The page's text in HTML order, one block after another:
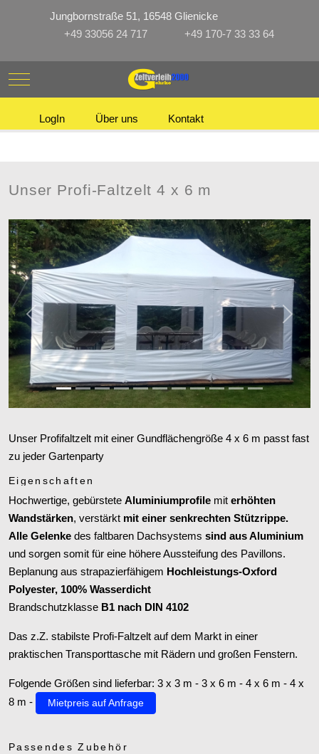
Jungbornstraße 51, 16548 Glienicke
+49 33056 24 717
+49 170-7 33 33 64
Mobile Menu Toggle
LogIn Über uns Kontakt
Unser Profi-Faltzelt 4 x 6 m
Zurück Weiter
Unser Profifaltzelt mit einer Gundflächengröße 4 x 6 m passt fast
zu jeder Gartenparty
Eigenschaften
Hochwertige, gebürstete Aluminiumprofile mit erhöhten
Wandstärken, verstärkt mit einer senkrechten Stützrippe.
Alle Gelenke des faltbaren Dachsystems sind aus Aluminium
und sorgen somit für eine höhere Aussteifung des Pavillons.
Beplanung aus strapazierfähigem Hochleistungs-Oxford
Polyester, 100% Wasserdicht
Brandschutzklasse B1 nach DIN 4102
Das z.Z. stabilste Profi-Faltzelt auf dem Markt in einer
praktischen Transporttasche mit Rädern und großen Fenstern.
Folgende Größen sind lieferbar: 3 x 3 m - 3 x 6 m - 4 x 6 m - 4 x
8 m -
Mietpreis auf Anfrage
Passendes Zubehör